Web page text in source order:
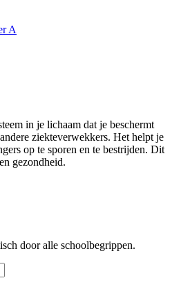
A
in je lichaam dat je beschermt
ziekteverwekkers. Het helpt je
op te sporen en te bestrijden. Dit
gezondheid.
door alle schoolbegrippen.